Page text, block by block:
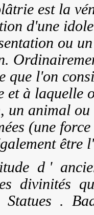
est la
d'une
ou
que l'on
et à laquelle
un animal
(une
d '
divinités
Statues .